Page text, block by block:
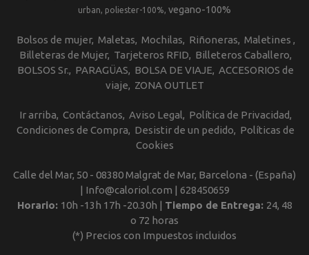
urban
poliester-100% vegano-100%
Bolsos de mujer Maletas Mochilas Riñoneras Maletines
Billeteras de Mujer Tarjeteros RFID
Billeteros Caballero
BOLSOS Sr.
PARAGÜAS BOLSA DE VIAJE ACCESORIOS de
viaje
ZONA OUTLET
Ir arriba Contáctanos Aviso Legal
Política de Privacidad
Condiciones de Compra
Desistir de un pedido
Políticas de
Cookies
Calle del Mar, 50 - 08380 Malgrat de Mar, Barcelona - (España)
| Info@caloriol.com | 628450659
Horario: 10h -13h 17h -20.30h | Tiempo de Entrega: 24, 48
o 72 horas
(*) Precios con Impuestos incluidos